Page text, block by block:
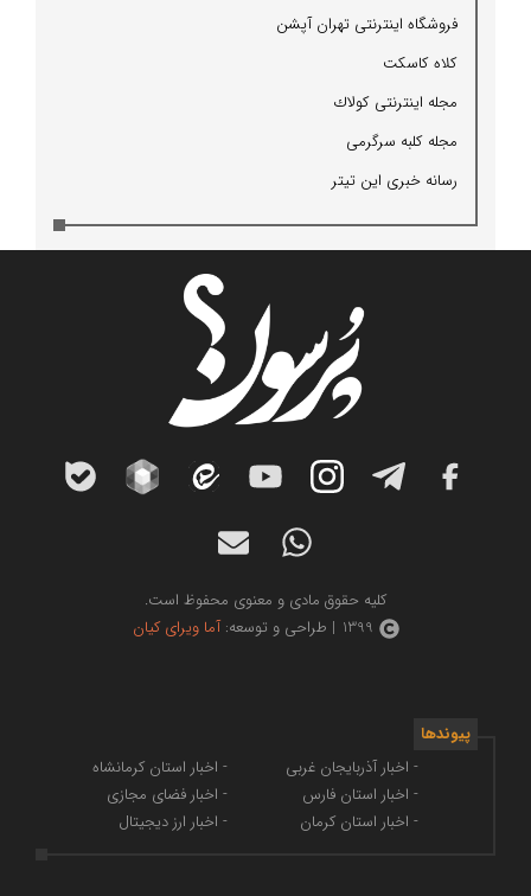
فروشگاه اینترنتی تهران آپشن
كلاه كاسكت
مجله اینترنتی كولاك
مجله كلبه سرگرمی
رسانه خبری این تیتر
کلیه حقوق مادی و معنوی محفوظ است.
1399 | طراحی و توسعه:
آما ویرای کیان
پیوندها
- اخبار آذربایجان غربی
- اخبار استان فارس
- اخبار استان کرمان
- اخبار استان کرمانشاه
- اخبار فضای مجازی
- اخبار ارز دیجیتال